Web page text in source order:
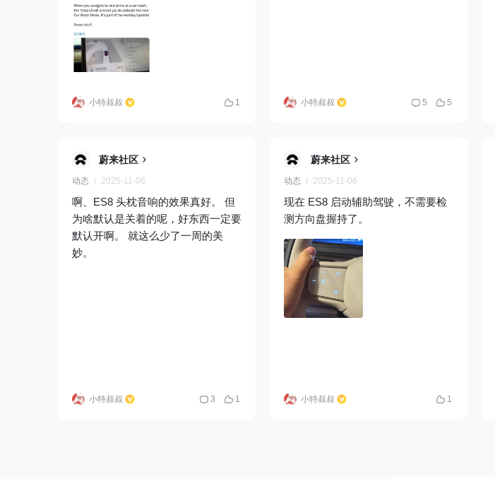
要开启驻车空调。
小特叔叔 1 小特叔叔 5 5
蔚来社区
动态 2025-11-06
啊、ES8 头枕音响的效果真好。 但
为啥默认是关着的呢，好东西一定要
默认开啊。 就这么少了一周的美
妙。
小特叔叔 3 1
蔚来社区
动态 2025-11-06
现在 ES8 启动辅助驾驶，不需要检
测方向盘握持了。
小特叔叔 1